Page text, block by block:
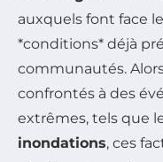
auxquels font face
*conditions* déjà
communautés.
confrontés à des
extrêmes, tels que
inondations, ces